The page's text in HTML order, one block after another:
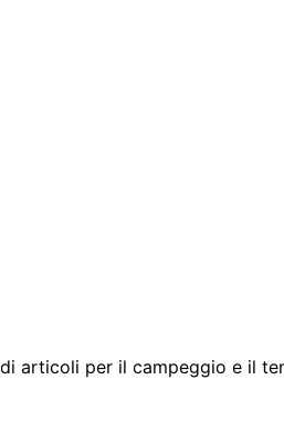
articoli per il campeggio e il